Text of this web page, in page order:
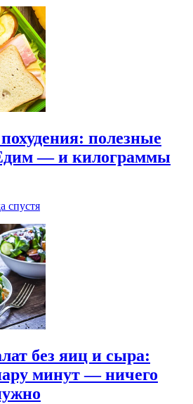
полезные
— и килограммы
спустя
без яиц и сыра:
минут — ничего